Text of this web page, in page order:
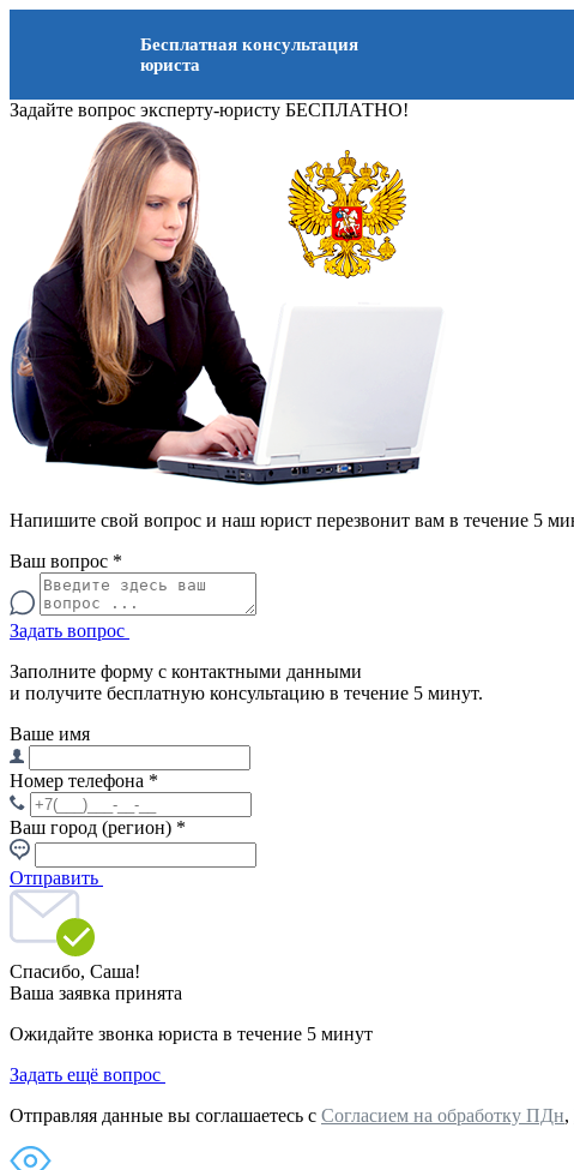
Бесплатная консультация
юриста
Задайте вопрос эксперту-юристу БЕСПЛАТНО!
Напишите свой вопрос и наш юрист перезвонит вам в течение 5
Ваш вопрос *
Задать вопрос
Заполните форму с контактными данными
и получите бесплатную консультацию в течение 5 минут.
Ваше имя
Номер телефона *
Ваш город (регион) *
Отправить
Спасибо, Саша!
Ваша заявка принята
Ожидайте звонка юриста в течение 5 минут
Задать ещё вопрос
Отправляя данные вы соглашаетесь с Согласием на обработку ПДн,